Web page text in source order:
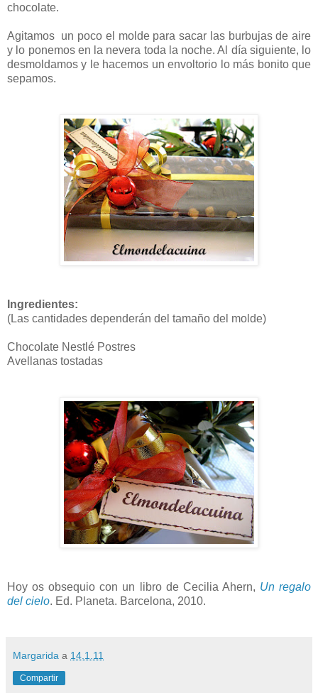
chocolate.
Agitamos un poco el molde para sacar las burbujas de aire
y lo ponemos en la nevera toda la noche. Al día siguiente, lo
desmoldamos y le hacemos un envoltorio lo más bonito que
sepamos.
Ingredientes:
(Las cantidades dependerán del tamaño del molde)
Chocolate Nestlé Postres
Avellanas tostadas
Hoy os obsequio con un libro de Cecilia Ahern, Un regalo
del cielo. Ed. Planeta. Barcelona, 2010.
Margarida a 14.1.11
Compartir